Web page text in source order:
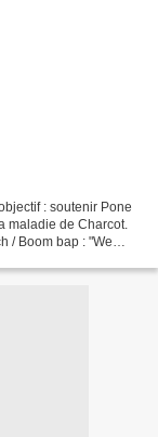
: soutenir Pone
maladie de Charcot.
/ Boom bap : "We